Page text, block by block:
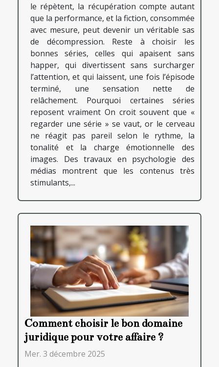
le répètent, la récupération compte autant
que la performance, et la fiction, consommée
avec mesure, peut devenir un véritable sas
de décompression. Reste à choisir les
bonnes séries, celles qui apaisent sans
happer, qui divertissent sans surcharger
l’attention, et qui laissent, une fois l’épisode
terminé, une sensation nette de
relâchement. Pourquoi certaines séries
reposent vraiment On croit souvent que «
regarder une série » se vaut, or le cerveau
ne réagit pas pareil selon le rythme, la
tonalité et la charge émotionnelle des
images. Des travaux en psychologie des
médias montrent que les contenus très
stimulants,...
Comment choisir le bon domaine
juridique pour votre affaire ?
Mer. 3 décembre 2025